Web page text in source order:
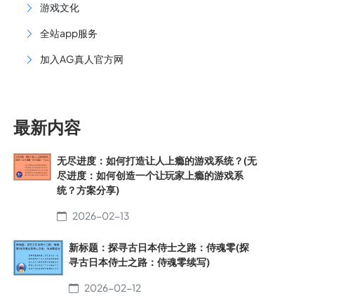
游戏文化
全站app服务
加入AG真人官方网
最新内容
无尽进度：如何打造让人上瘾的游戏系统？(无
尽进度：如何创造一个让玩家上瘾的游戏系
统？方案分享)
2026-02-13
新标题：探寻古日本侍士之路：侍魂零(探
寻古日本侍士之路：侍魂零续写)
2026-02-12